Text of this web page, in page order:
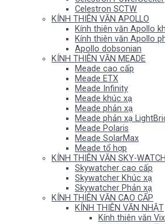
Celestron SCTW
KÍNH THIÊN VĂN APOLLO
Kính thiên văn Apollo
Kính thiên văn Apollo
Apollo dobsonian
KÍNH THIÊN VĂN MEADE
Meade cao cấp
Meade ETX
Meade Infinity
Meade khúc xạ
Meade phản xạ
Meade phản xạ
Meade Polaris
Meade SolarMax
Meade tổ hợp
KÍNH THIÊN VĂN SKY-
Skywatcher cao cấp
Skywatcher Khúc xạ
Skywatcher Phản xạ
KÍNH THIÊN VĂN CAO CẤP
KÍNH THIÊN VĂN NHẬT
Kính thiên văn